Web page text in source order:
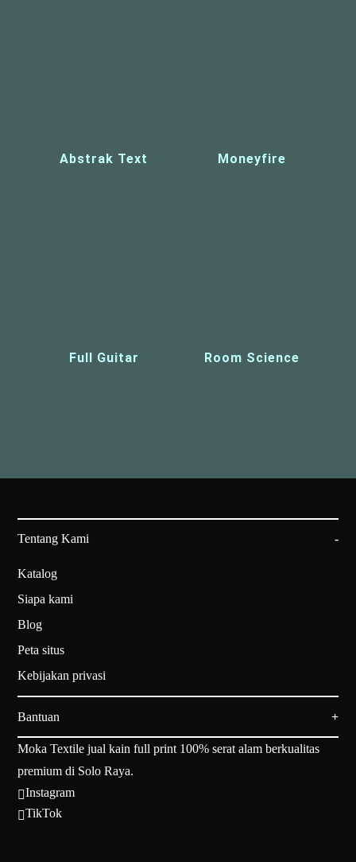
Abstrak Text Moneyfire
Full Guitar Room Science
Tentang Kami
Katalog
Siapa kami
Blog
Peta situs
Kebijakan privasi
Bantuan
Moka Textile jual kain full print 100% serat alam berkualitas
premium di Solo Raya.
Instagram
TikTok